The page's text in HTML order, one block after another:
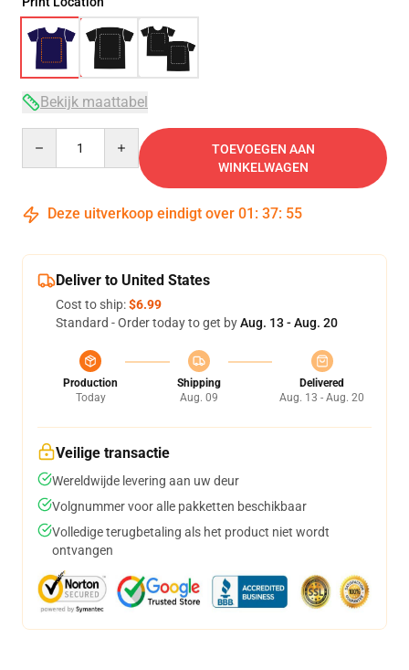
Bekijk maattabel
TOEVOEGEN AAN
WINKELWAGEN
Deze uitverkoop eindigt over 01 : 37: 54
Deliver to United States
Cost to ship:$6.99
Standard - Order today to get byAug. 13 - Aug. 20
Production
Today
Shipping
Aug. 09
Delivered
Aug. 13 - Aug. 20
Veilige transactie
Wereldwijde levering aan uw deur
Volgnummer voor alle pakketten beschikbaar
Volledige terugbetaling als het product niet wordt
ontvangen